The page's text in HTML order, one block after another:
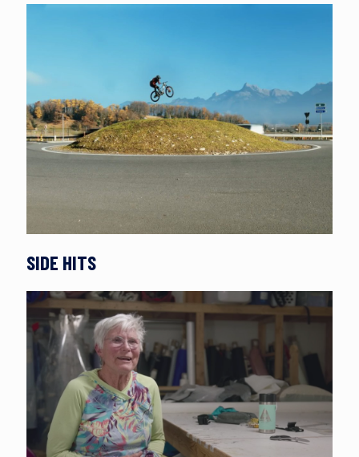
SIDE HITS